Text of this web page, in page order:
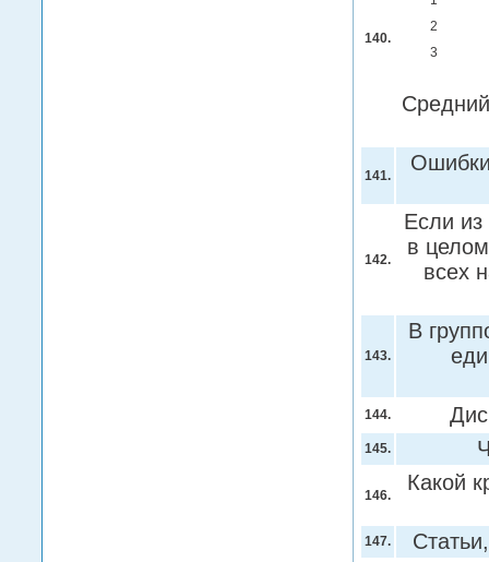
140.
2
3
141.
142.
Если из
в
всех
143.
В
144.
145.
146.
Какой
147.